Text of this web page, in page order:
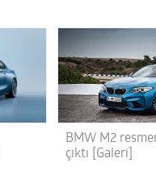
BMW M2
çıktı [Galeri]